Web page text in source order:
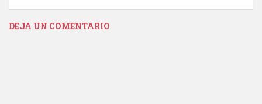
DEJA UN COMENTARIO